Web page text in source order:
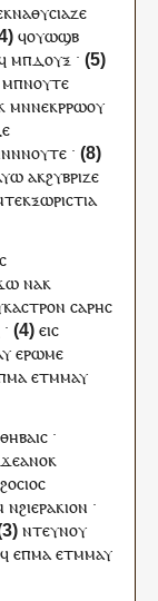
ⲕⲛⲁⲑⲩⲥⲓⲁⲍⲉ
ϥⲟⲩⲱϣⲃ
ⲙⲡⲇⲟⲩⲝ ·
ⲙⲡⲛⲟⲩⲧⲉ
ⲙⲛⲛⲉⲕⲣⲣⲱⲟⲩ
ⲛⲛⲟⲩⲧⲉ ·
ⲁⲕϩⲩⲃⲣⲓⲍⲉ
ⲧⲉⲕⲝⲱⲣⲓⲥⲧⲓⲁ
ⲛⲁⲕ
ⲕⲁⲥⲧⲣⲟⲛ ⲥⲁⲣⲏⲥ
·
ⲉⲓⲥ
ⲉⲣⲱⲙⲉ
ⲙⲁⲉⲧⲙⲙⲁⲩ
ⲑⲏⲃⲁⲓⲥ ·
ϫⲉⲁⲛⲟⲕ
ⲛϩⲓⲉⲣⲁⲕⲓⲟⲛ ·
ⲛⲧⲉⲩⲛⲟⲩ
ϥ ⲉⲡⲙⲁⲉⲧⲙⲙⲁⲩ